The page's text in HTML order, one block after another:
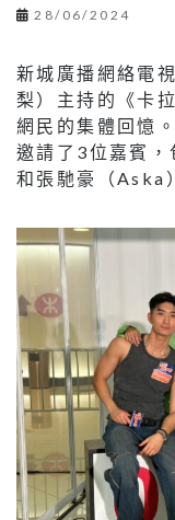
28/06/2024
新城廣播網絡電
梨）主持的《卡
網民的集體回憶
邀請了3位嘉賓，
和張馳豪（Aska